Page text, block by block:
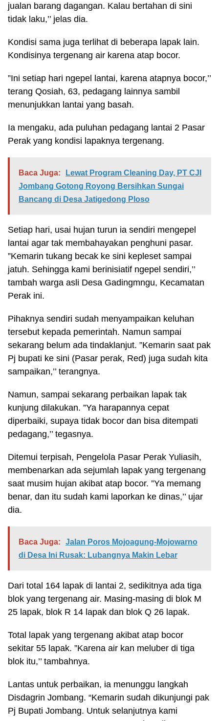
jualan barang dagangan. Kalau bertahan di sini
tidak laku,’’ jelas dia.
Kondisi sama juga terlihat di beberapa lapak lain.
Kondisinya tergenang air karena atap bocor.
”Ini setiap hari ngepel lantai, karena atapnya bocor,’’
terang Qosiah, 63, pedagang lainnya sambil
menunjukkan lantai yang basah.
Ia mengaku, ada puluhan pedagang lantai 2 Pasar
Perak yang kondisi lapaknya tergenang.
Baca Juga:
Lewat Program Cleaning Day, PT CJI
Jombang Gotong Royong Bersihkan Sungai
Bancang di Desa Jatigedong Ploso
Setiap hari, usai hujan turun ia sendiri mengepel
lantai agar tak membahayakan penghuni pasar.
”Kemarin tukang becak ke sini kepleset sampai
jatuh. Sehingga kami berinisiatif ngepel sendiri,’’
tambah warga asli Desa Gadingmngu, Kecamatan
Perak ini.
Pihaknya sendiri sudah menyampaikan keluhan
tersebut kepada pemerintah. Namun sampai
sekarang belum ada tindaklanjut. ”Kemarin saat pak
Pj bupati ke sini (Pasar perak, Red) juga sudah kita
sampaikan,’’ terangnya.
Namun, sampai sekarang perbaikan lapak tak
kunjung dilakukan. ”Ya harapannya cepat
diperbaiki, supaya tidak bocor dan bisa ditempati
pedagang,’’ tegasnya.
Ditemui terpisah, Pengelola Pasar Perak Yuliasih,
membenarkan ada sejumlah lapak yang tergenang
saat musim hujan akibat atap bocor. ”Ya memang
benar, dan itu sudah kami laporkan ke dinas,’’ ujar
dia.
Baca Juga:
Jalan Poros Mojoagung-Mojowarno
di Desa Ini Rusak: Lubangnya Makin Lebar
Dari total 164 lapak di lantai 2, sedikitnya ada tiga
blok yang tergenang air. Masing-masing di blok M
25 lapak, blok R 14 lapak dan blok Q 26 lapak.
Total lapak yang tergenang akibat atap bocor
sekitar 55 lapak. ”Karena air kan meluber di tiga
blok itu,’’ tambahnya.
Lantas untuk perbaikan, ia menunggu langkah
Disdagrin Jombang. “Kemarin sudah dikunjungi pak
Pj Bupati Jombang. Untuk selanjutnya kami